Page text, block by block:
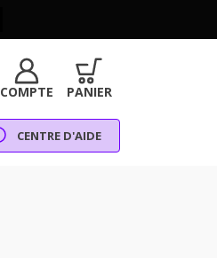
COMPTE PANIER
CENTRE D'AIDE